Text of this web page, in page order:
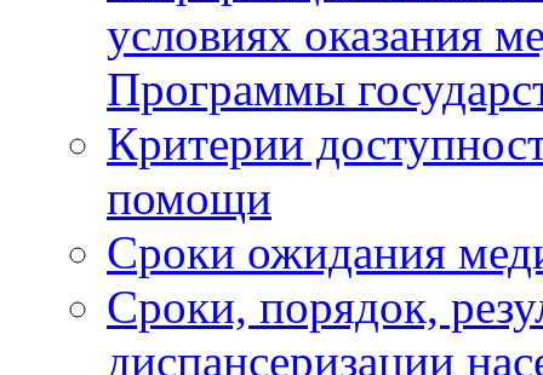
условиях оказания
Программы
Критерии
помощи
Сроки ожидания
Сроки, порядок,
диспансеризации